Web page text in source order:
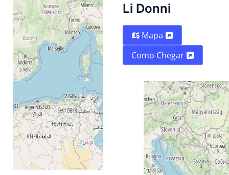
Li Donni
Mapa
Como Chegar